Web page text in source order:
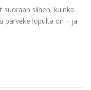
suoraan siihen, kuinka
parveke lopulta on – ja